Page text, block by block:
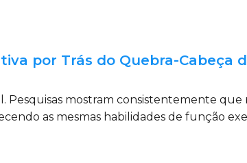
por Trás do Quebra-Cabeça
mostram consistentemente
as mesmas habilidades de função